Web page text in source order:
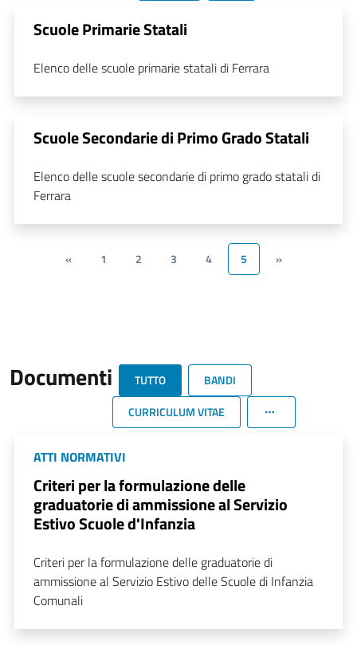
Scuole Primarie Statali
Elenco delle scuole primarie statali di Ferrara
Scuole Secondarie di Primo Grado Statali
Elenco delle scuole secondarie di primo grado statali di
Ferrara
« 1 2 3 4 5 »
Documenti TUTTO
BANDI
CURRICULUM VITAE
ATTI NORMATIVI
Criteri per la formulazione delle
graduatorie di ammissione al Servizio
Estivo Scuole d'Infanzia
Criteri per la formulazione delle graduatorie di
ammissione al Servizio Estivo delle Scuole di Infanzia
Comunali